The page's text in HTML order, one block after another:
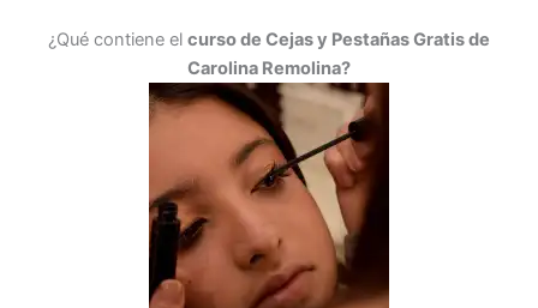
¿Qué contiene el curso de Cejas y Pestañas Gratis de
Carolina Remolina?